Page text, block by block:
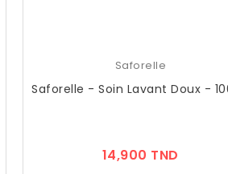
Saforelle
Saforelle - Soin Lavant Doux -
14,900 TND